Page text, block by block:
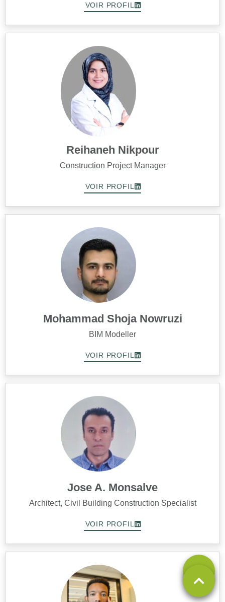
VOIR PROFIL
Reihaneh Nikpour
Construction Project Manager
VOIR PROFIL
Mohammad Shoja Nowruzi
BIM Modeller
VOIR PROFIL
Jose A. Monsalve
Architect, Civil Building Construction Specialist
VOIR PROFIL